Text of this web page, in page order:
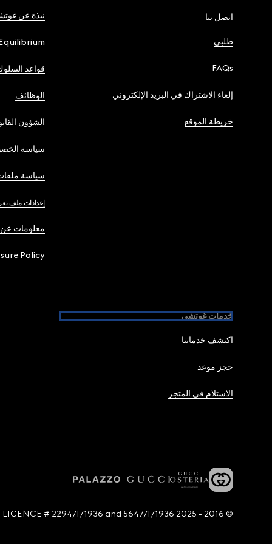
اتصل بنا
طلبي
FAQs
إلغاء الاشتراك في البريد الإلكتروني
خريطة الموقع
نبذة عن
قواعد
الوظائف
الشؤون
سياسة
سياسة
إعدادات ملف
معلومات
Policy
خدمات غوتشي
اكتشف خدماتنا
حجز موعد
الاستلام في المتجر
© 2016 - 2025 Guccio Gucci S.p.A. - All rights reserved. SIAE LICENCE # 2294/I/1936 and 5647/I/1936